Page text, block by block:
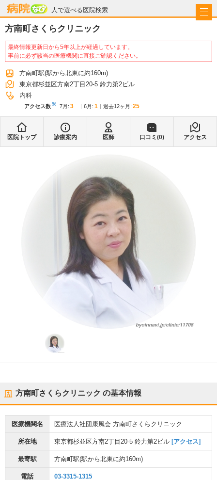
人で選べる医院検索
病院なび
方南町さくらクリニック
最終情報更新日から5年以上が経過しています。
事前に必ず該当の医療機関に直接ご確認ください。
方南町駅(駅から北東に約160m)
東京都杉並区方南2丁目20-5 鈴力第2ビル
内科
アクセス数※ 7月 : 3 6月 : 1 過去12ヶ月: 25
医院トップ 診療案内 医師 口コミ(0) アクセス
方南町さくらクリニック の基本情報
医療機関名 医療法人社団康風会 方南町さくらクリニック
所在地 東京都杉並区方南2丁目20-5 鈴力第2ビル [アクセス]
最寄駅 方南町駅(駅から北東に約160m)
電話 03-3315-1315